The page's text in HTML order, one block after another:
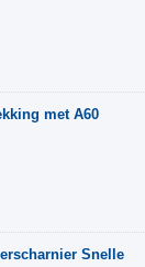
met A60
Snelle